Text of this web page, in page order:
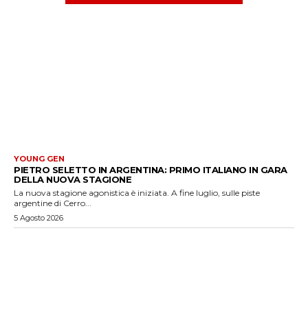
YOUNG GEN
PIETRO SELETTO IN ARGENTINA: PRIMO ITALIANO IN GARA
DELLA NUOVA STAGIONE
La nuova stagione agonistica è iniziata. A fine luglio, sulle piste
argentine di Cerro...
5 Agosto 2026